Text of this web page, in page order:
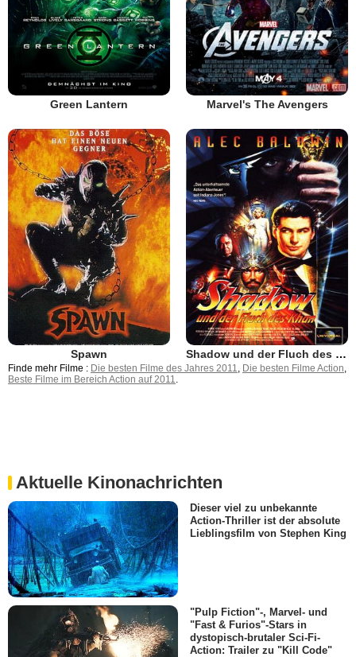
Green Lantern Marvel's The Avengers
Spawn Shadow und der Fluch des Khan
Finde mehr Filme : Die besten Filme des Jahres 2011, Die besten Filme Action,
Beste Filme im Bereich Action auf 2011.
Aktuelle Kinonachrichten
Dieser viel zu unbekannte
Action-Thriller ist der absolute
Lieblingsfilm von Stephen King
"Pulp Fiction"-, Marvel- und
"Fast & Furios"-Stars in
dystopisch-brutaler Sci-Fi-
Action: Trailer zu "Kill Code"